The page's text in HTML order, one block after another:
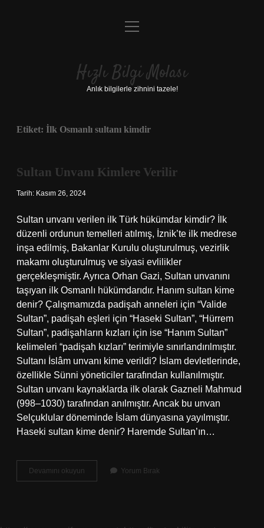
Anasayfa
Yasal Uyarı
menüyü
Hızlı Bilgi Molası
Anlık bilgilerle zihnini tazele!
Etiket: İlk Osmanlı sultanı kimdir
Sultan Unvanı Kimlere Verilir
Tarih: Kasım 26, 2024
Sultan unvanı verilen ilk Türk hükümdar kimdir? İlk
düzenli ordunun temelleri atılmış, İznik’te ilk medrese
inşa edilmiş, Bakanlar Kurulu oluşturulmuş, vezirlik
makamı oluşturulmuş ve siyasi evlilikler
gerçekleşmiştir. Ayrıca Orhan Gazi, Sultan unvanını
taşıyan ilk Osmanlı hükümdarıdır. Hanım sultan kime
denir? Çalışmamızda padişah anneleri için “Valide
Sultan”, padişah eşleri için “Haseki Sultan”, “Hürrem
Sultan”, padişahların kızları için ise “Hanım Sultan”
kelimeleri “padişah kızları” terimiyle sınırlandırılmıştır.
Sultanı İslâm unvanı kime verildi? İslam devletlerinde,
özellikle Sünni yöneticiler tarafından kullanılmıştır.
Sultan unvanı kaynaklarda ilk olarak Gazneli Mahmud
(998–1030) tarafından anılmıştır. Ancak bu unvan
Selçuklular döneminde İslam dünyasına yayılmıştır.
Haseki sultan kime denir? Haremde Sultan’ın…
Devamını okuyun
Unvanı
Yorum Bırak